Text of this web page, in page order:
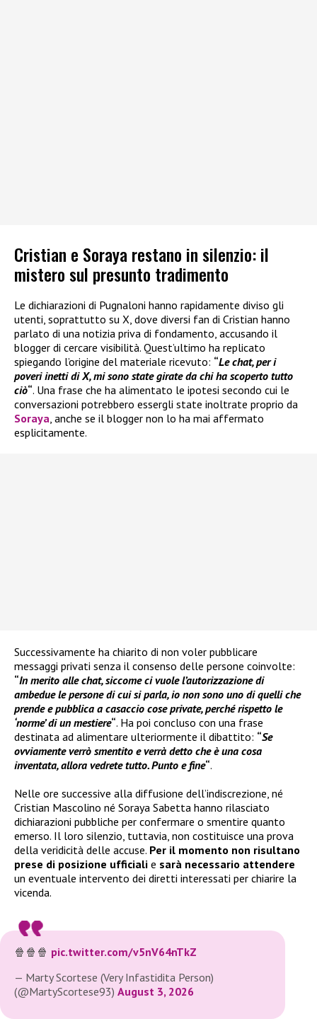
Cristian e Soraya restano in silenzio: il
mistero sul presunto tradimento
Le dichiarazioni di Pugnaloni hanno rapidamente diviso gli
utenti, soprattutto su X, dove diversi fan di Cristian hanno
parlato di una notizia priva di fondamento, accusando il
blogger di cercare visibilità. Quest’ultimo ha replicato
spiegando l’origine del materiale ricevuto: “Le chat, per i
poveri inetti di X, mi sono state girate da chi ha scoperto tutto
ciò“. Una frase che ha alimentato le ipotesi secondo cui le
conversazioni potrebbero essergli state inoltrate proprio da
Soraya , anche se il blogger non lo ha mai affermato
esplicitamente.
Successivamente ha chiarito di non voler pubblicare
messaggi privati senza il consenso delle persone coinvolte:
“In merito alle chat, siccome ci vuole l’autorizzazione di
ambedue le persone di cui si parla, io non sono uno di quelli che
prende e pubblica a casaccio cose private, perché rispetto le
‘norme’ di un mestiere“. Ha poi concluso con una frase
destinata ad alimentare ulteriormente il dibattito: “Se
ovviamente verrò smentito e verrà detto che è una cosa
inventata, allora vedrete tutto. Punto e fine“.
Nelle ore successive alla diffusione dell’indiscrezione, né
Cristian Mascolino né Soraya Sabetta hanno rilasciato
dichiarazioni pubbliche per confermare o smentire quanto
emerso. Il loro silenzio, tuttavia, non costituisce una prova
della veridicità delle accuse. Per il momento non risultano
prese di posizione ufficiali e sarà necessario attendere
un eventuale intervento dei diretti interessati per chiarire la
vicenda.
🍿🍿🍿 pic.twitter.com/v5nV64nTkZ
— Marty Scortese (Very Infastidita Person)
(@MartyScortese93) August 3, 2026